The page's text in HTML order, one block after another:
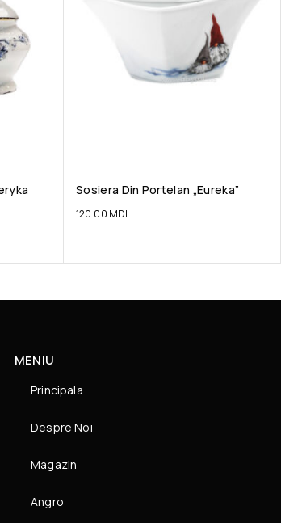
Sosiera Din Portelan „Eureka”
120.00 MDL
MENIU
Principala
Despre Noi
Magazin
Angro